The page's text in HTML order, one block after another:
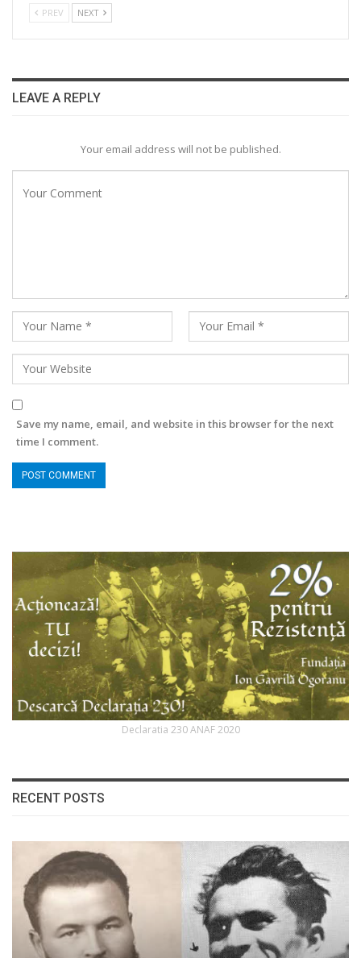
PREV NEXT
LEAVE A REPLY
Your email address will not be published.
Save my name, email, and website in this browser for the next
time I comment.
Declaratia 230 ANAF 2020
RECENT POSTS